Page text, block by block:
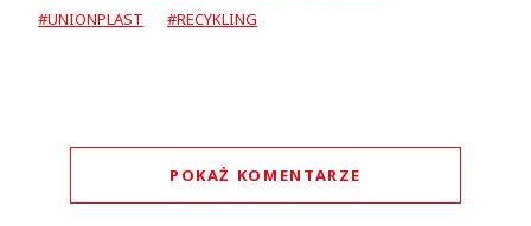
#UNIONPLAST
#RECYKLING
POKAŻ KOMENTARZE